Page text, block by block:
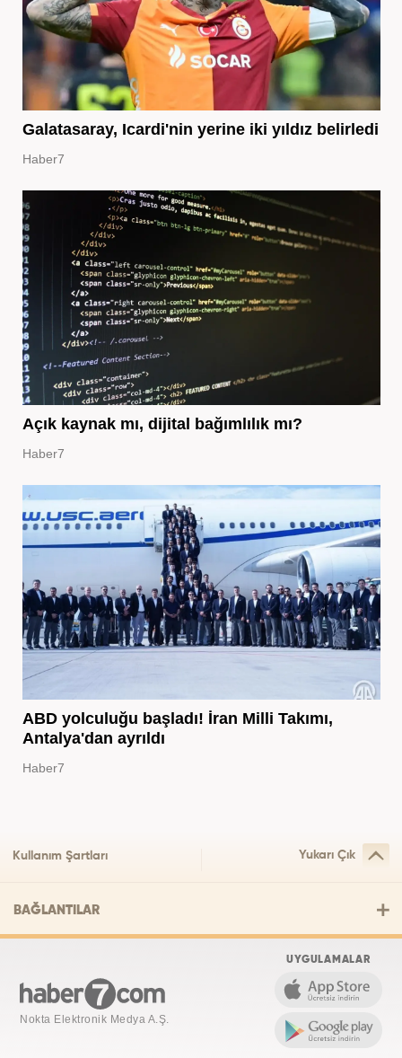
Galatasaray, Icardi'nin yerine iki yıldız belirledi
Haber7
Açık kaynak mı, dijital bağımlılık mı?
Haber7
ABD yolculuğu başladı! İran Milli Takımı,
Antalya'dan ayrıldı
Haber7
Kullanım Şartları Yukarı Çık
BAĞLANTILAR
Nokta Elektronik Medya A.Ş.
UYGULAMALAR